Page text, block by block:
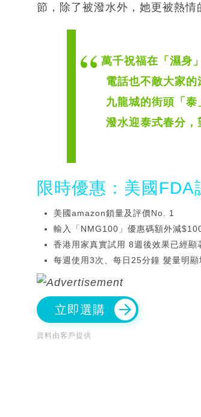
節，除了被潑水外，她更被熱情
萬千祝福在「濕身
電話也不敵大家的
九龍城的街頭「泰
潑水迎泰式春分，
限時優惠：美國
美國amazon鎖量及評價No. 1
輸入「NMG100」優惠碼額外減
香港用家真實試用 8週後效果已經顯
每週使用3次、每日25分鐘 髮量明顯
立即選購
資料由客戶提供